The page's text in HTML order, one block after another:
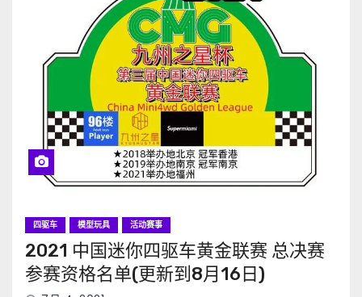
四驱车 模型玩具 活动赛事
2021 中国迷你四驱车黄金联赛 总决赛
参赛资格名单(更新到8月16日)